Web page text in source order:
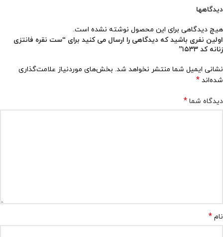
دیدگاهها
هیچ دیدگاهی برای این محصول نوشته نشده است.
اولین نفری باشید که دیدگاهی را ارسال می کنید برای “ست نقره فانتزی
زنانه کد ۱۵۳۳”
نشانی ایمیل شما منتشر نخواهد شد. بخش‌های موردنیاز علامت‌گذاری
شده‌اند *
دیدگاه شما *
نام *